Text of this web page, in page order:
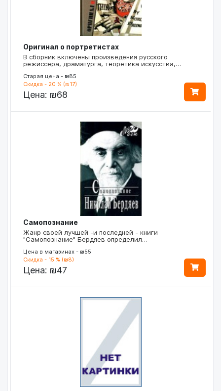
Оригинал о портретистах
В сборник включены произведения русского
режиссера, драматурга, теоретика искусства,…
Старая цена - ₪85
Скидка - 20 % (₪17)
Цена: ₪68
Самопознание
Жанр своей лучшей -и последней - книги
"Самопознание" Бердяев определил…
Цена в магазинах - ₪55
Скидка - 15 % (₪8)
Цена: ₪47